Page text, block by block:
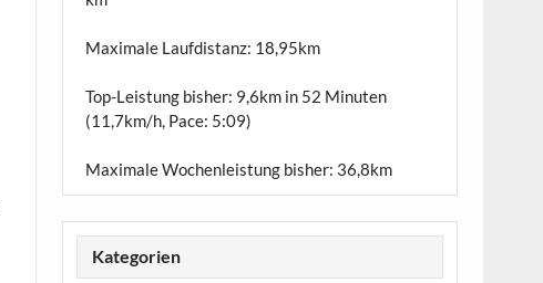
Maximale Laufdistanz: 18,95km
Top-Leistung bisher: 9,6km in 52 Minuten
(11,7km/h, Pace: 5:09)
Maximale Wochenleistung bisher: 36,8km
Kategorien